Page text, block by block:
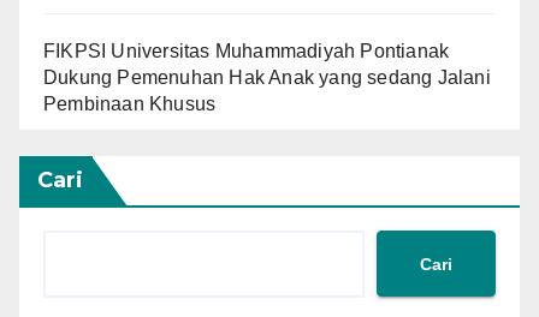
FIKPSI Universitas Muhammadiyah Pontianak
Dukung Pemenuhan Hak Anak yang sedang Jalani
Pembinaan Khusus
Cari
Cari